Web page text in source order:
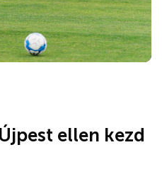
ellen kezd